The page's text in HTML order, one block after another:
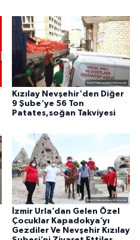
Kızılay Nevşehir'den Diğer
9 Şube'ye 56 Ton
Patates,soğan Takviyesi
İzmir Urla’dan Gelen Özel
Çocuklar Kapadokya’yı
Gezdiler Ve Nevşehir Kızılay